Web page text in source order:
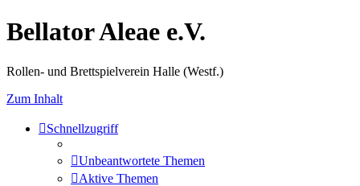
Bellator Aleae e.V.
Rollen- und Brettspielverein Halle (Westf.)
Zum Inhalt
Schnellzugriff
Unbeantwortete Themen
Aktive Themen